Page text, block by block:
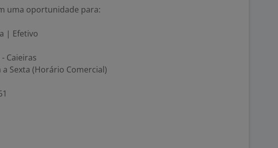
uma oportunidade para:
| Efetivo
Caieiras
Sexta (Horário Comercial)